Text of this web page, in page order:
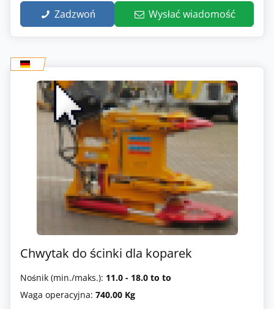
Zadzwoń Wysłać wiadomość
Chwytak do ścinki dla koparek
Nośnik (min./maks.): 11.0 - 18.0 to to
Waga operacyjna: 740.00 Kg